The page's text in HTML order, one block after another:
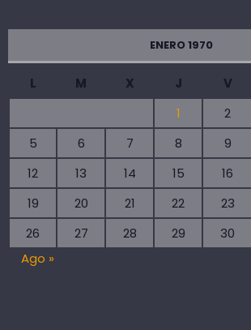
ENERO 1970
L M X J V
1
2
5
6 7 8 9
12
13 14 15 16
19
20 21 22 23
26
27 28 29 30
Ago »